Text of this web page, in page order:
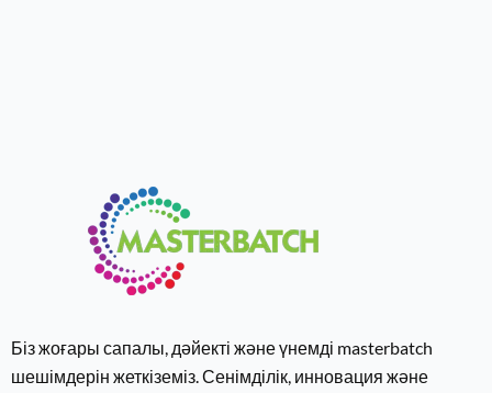
Біз жоғары сапалы, дәйекті және үнемді masterbatch
шешімдерін жеткіземіз. Сенімділік, инновация және